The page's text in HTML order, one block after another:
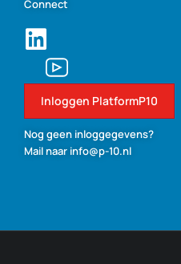
Connect
Inloggen PlatformP10
Nog geen inloggegevens?
Mail naar info@p-10.nl